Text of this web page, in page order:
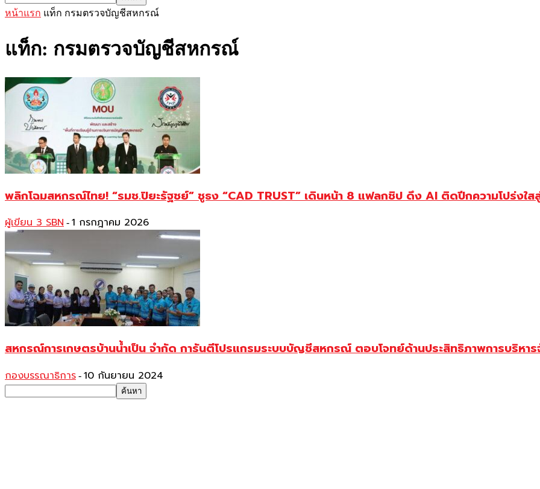
หน้าแรก แท็ก กรมตรวจบัญชีสหกรณ์
แท็ก: กรมตรวจบัญชีสหกรณ์
พลิกโฉมสหกรณ์ไทย! “รมช.ปิยะรัฐชย์” ชูธง “CAD TRUST” เดินหน้า 8 แฟลกชิป ดึง AI ติดปีกความโปร่งใ
ผู้เขียน 3 SBN - 1 กรกฎาคม 2026
สหกรณ์การเกษตรบ้านน้ำเป็น จำกัด การันตีโปรแกรมระบบบัญชีสหกรณ์ ตอบโจทย์ด้านประสิทธิภาพการบริหา
กองบรรณาธิการ - 10 กันยายน 2024